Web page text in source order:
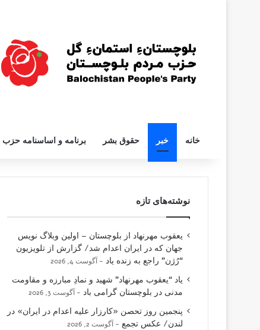
خانه خبر حقوق بشر برنامه و اساسنامه حزب
نوشته‌های تازه
یعقوب مهرنهاد از بلوچستان – اولین وبلاگ نویس
جهان که در ایران اعدام شد/ گزارش از تلویزیون
“رُژن” راجع به زنده یاد
آگوست 4, 2026
یاد “یعقوب مهرنهاد” شهید و نمادِ مبارزه و مقاومت
مدنی در بلوچستان گرامی باد
آگوست 3, 2026
پنجمین روز تحصن «کارزار علیه اعدام در ایران» در
لندن/ عکس تجمع
آگوست 2, 2026